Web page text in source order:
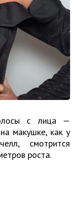
с лица —
макушке, как у
смотрится
роста.